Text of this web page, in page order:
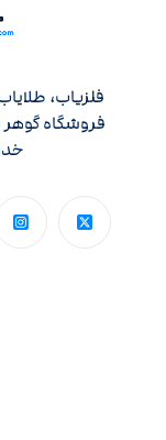
فلزیاب،
فروشگاه